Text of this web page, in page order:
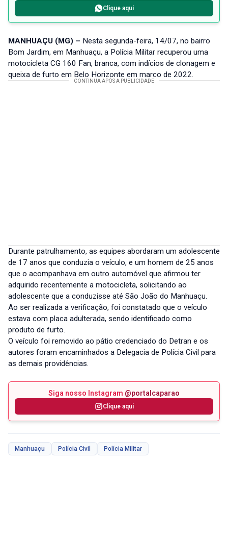
Clique aqui
MANHUAÇU (MG) – Nesta segunda-feira, 14/07, no bairro
Bom Jardim, em Manhuaçu, a Polícia Militar recuperou uma
motocicleta CG 160 Fan, branca, com indícios de clonagem e
queixa de furto em Belo Horizonte em março de 2022.
Durante patrulhamento, as equipes abordaram um adolescente
de 17 anos que conduzia o veículo, e um homem de 25 anos
que o acompanhava em outro automóvel que afirmou ter
adquirido recentemente a motocicleta, solicitando ao
adolescente que a conduzisse até São João do Manhuaçu.
Ao ser realizada a verificação, foi constatado que o veículo
estava com placa adulterada, sendo identificado como
produto de furto.
O veículo foi removido ao pátio credenciado do Detran e os
autores foram encaminhados a Delegacia de Polícia Civil para
as demais providências.
Siga nosso Instagram @portalcaparao
Clique aqui
Manhuaçu Polícia Civil Polícia Militar